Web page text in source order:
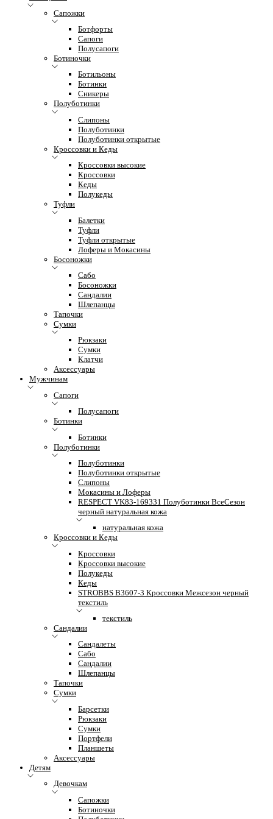
Сапожки
Ботфорты
Сапоги
Полусапоги
Ботиночки
Ботильоны
Ботинки
Сникеры
Полуботинки
Слипоны
Полуботинки
Полуботинки открытые
Кроссовки и Кеды
Кроссовки высокие
Кроссовки
Кеды
Полукеды
Туфли
Балетки
Туфли
Туфли открытые
Лоферы и Мокасины
Босоножки
Сабо
Босоножки
Сандалии
Шлепанцы
Тапочки
Сумки
Рюкзаки
Сумки
Клатчи
Аксессуары
Мужчинам
Сапоги
Полусапоги
Ботинки
Ботинки
Полуботинки
Полуботинки
Полуботинки открытые
Слипоны
Мокасины и Лоферы
RESPECT VK83-169331 Полуботинки ВсеСезон
черный натуральная кожа
натуральная кожа
Кроссовки и Кеды
Кроссовки
Кроссовки высокие
Полукеды
Кеды
STROBBS B3607-3 Кроссовки Межсезон черный
текстиль
текстиль
Сандалии
Сандалеты
Сабо
Сандалии
Шлепанцы
Тапочки
Сумки
Барсетки
Рюкзаки
Сумки
Портфели
Планшеты
Аксессуары
Детям
Девочкам
Сапожки
Ботиночки